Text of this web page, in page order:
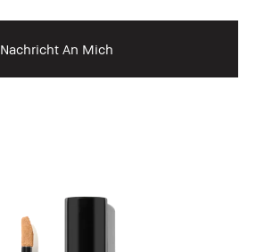
Nachricht An Mich